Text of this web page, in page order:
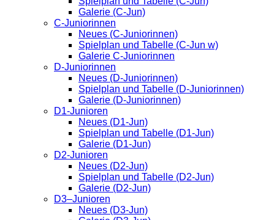
Galerie (C-Jun)
C-Juniorinnen
Neues (C-Juniorinnen)
Spielplan und Tabelle (C-Jun w)
Galerie C-Juniorinnen
D-Juniorinnen
Neues (D-Juniorinnen)
Spielplan und Tabelle (D-Juniorinnen)
Galerie (D-Juniorinnen)
D1-Junioren
Neues (D1-Jun)
Spielplan und Tabelle (D1-Jun)
Galerie (D1-Jun)
D2-Junioren
Neues (D2-Jun)
Spielplan und Tabelle (D2-Jun)
Galerie (D2-Jun)
D3–Junioren
Neues (D3-Jun)